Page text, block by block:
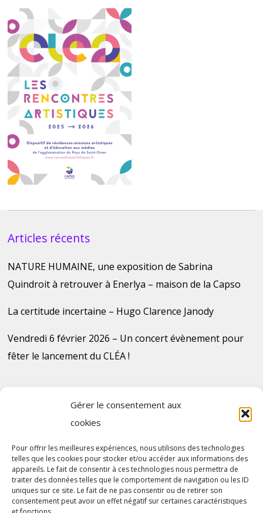
Gérer le consentement aux
cookies
Pour offrir les meilleures expériences, nous utilisons des technologies
telles que les cookies pour stocker et/ou accéder aux informations des
appareils. Le fait de consentir à ces technologies nous permettra de
traiter des données telles que le comportement de navigation ou les ID
uniques sur ce site. Le fait de ne pas consentir ou de retirer son
consentement peut avoir un effet négatif sur certaines caractéristiques
Articles récents
NATURE HUMAINE, une exposition de Sabrina
Quindroit à retrouver à Enerlya – maison de la Capso
La certitude incertaine – Hugo Clarence Janody
Vendredi 6 février 2026 – Un concert évènement pour
fêter le lancement du CLÉA !
Contact